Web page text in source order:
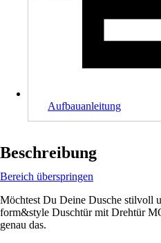
Aufbauanleitung
Beschreibung
Bereich überspringen
Möchtest Du Deine Dusche stilvoll
form&style Duschtür mit Drehtür
genau das.